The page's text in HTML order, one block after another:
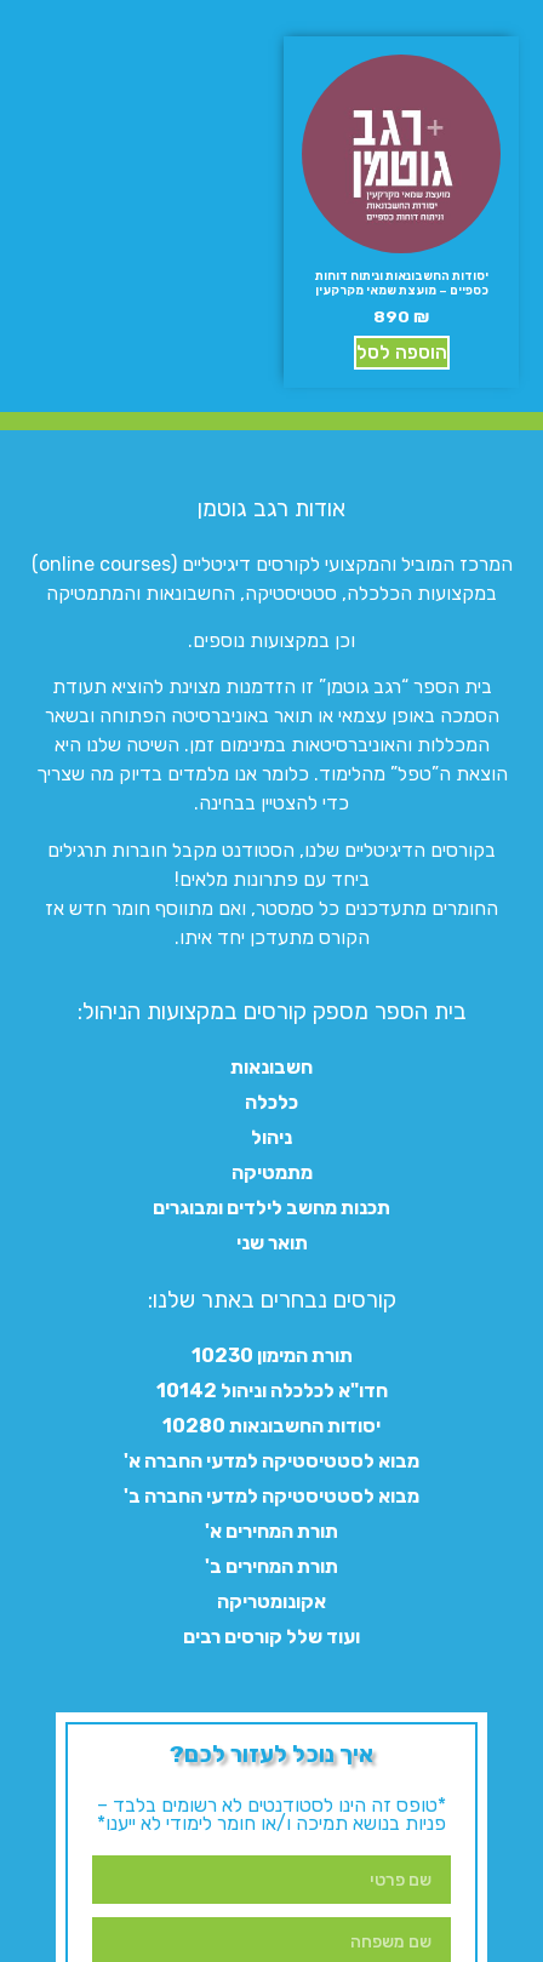
יסודות החשבונאות וניתוח דוחות
כספיים – מועצת שמאי מקרקעין
890 ₪
הוספה לסל
אודות רגב גוטמן
המרכז המוביל והמקצועי לקורסים דיגיטליים (online courses)
במקצועות הכלכלה, סטטיסטיקה, החשבונאות והמתמטיקה
וכן במקצועות נוספים.
בית הספר “רגב גוטמן” זו הזדמנות מצוינת להוציא תעודת
הסמכה באופן עצמאי או תואר באוניברסיטה הפתוחה ובשאר
המכללות והאוניברסיטאות במינימום זמן. השיטה שלנו היא
הוצאת ה”טפל” מהלימוד. כלומר אנו מלמדים בדיוק מה שצריך
כדי להצטיין בבחינה.
בקורסים הדיגיטליים שלנו, הסטודנט מקבל חוברות תרגילים
ביחד עם פתרונות מלאים!
החומרים מתעדכנים כל סמסטר, ואם מתווסף חומר חדש אז
הקורס מתעדכן יחד איתו.
בית הספר מספק קורסים במקצועות הניהול:
חשבונאות
כלכלה
ניהול
מתמטיקה
תכנות מחשב לילדים ומבוגרים
תואר שני
קורסים נבחרים באתר שלנו:​
תורת המימון 10230
חדו"א לכלכלה וניהול 10142
יסודות החשבונאות 10280
מבוא לסטטיסטיקה למדעי החברה א'
מבוא לסטטיסטיקה למדעי החברה ב'
תורת המחירים א'
תורת המחירים ב'
אקונומטריקה
ועוד שלל קורסים רבים
איך נוכל לעזור לכם?
*טופס זה הינו לסטודנטים לא רשומים בלבד –
פניות בנושא תמיכה ו/או חומר לימודי לא ייענו*